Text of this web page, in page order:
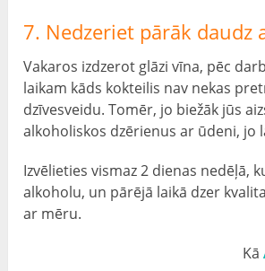
7. Nedzeriet pārāk daudz
Vakaros izdzerot glāzi vīna, pēc
laikam kāds kokteilis nav nekas
dzīvesveidu. Tomēr, jo biežāk jūs
alkoholiskos dzērienus ar ūdeni, jo
Izvēlieties vismaz 2 dienas nedēļā,
alkoholu, un pārējā laikā dzer
ar mēru.
Kā